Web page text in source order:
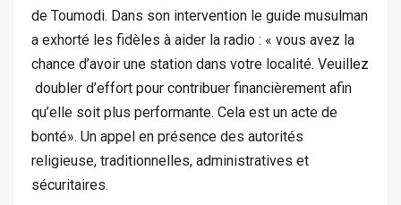
de Toumodi. Dans son intervention le guide musulman
a exhorté les fidèles à aider la radio : « vous avez la
chance d’avoir une station dans votre localité. Veuillez
doubler d’effort pour contribuer financièrement afin
qu’elle soit plus performante. Cela est un acte de
bonté». Un appel en présence des autorités
religieuse, traditionnelles, administratives et
sécuritaires.